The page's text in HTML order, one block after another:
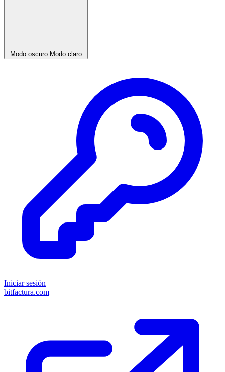
Modo oscuro Modo claro
Iniciar sesión
bitfactura.com